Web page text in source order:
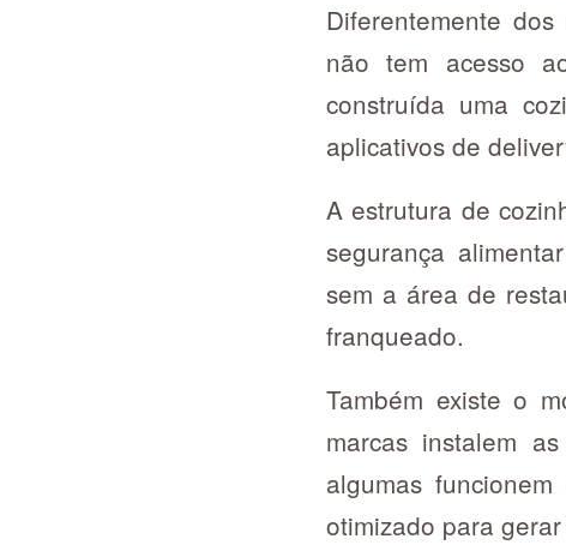
Diferentemente
não tem acesso
construída uma
aplicativos de
A estrutura de
segurança
sem a área de
franqueado.
Também existe o
marcas instalem
algumas
otimizado para